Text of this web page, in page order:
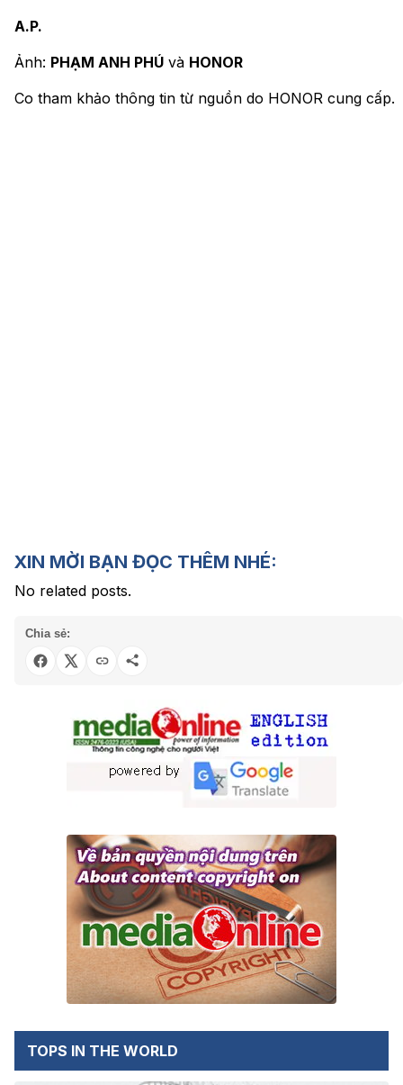
A.P.
Ảnh: PHẠM ANH PHÚ và HONOR
Co tham khảo thông tin từ nguồn do HONOR cung cấp.
XIN MỜI BẠN ĐỌC THÊM NHÉ:
No related posts.
Chia sẻ:
TOPS IN THE WORLD